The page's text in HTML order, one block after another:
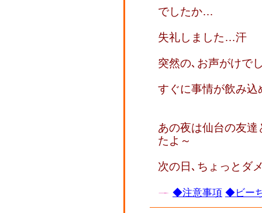
でしたか…
失礼しました…汗
突然の､お声がけで
すぐに事情が飲み込
あの夜は仙台の友
たよ～
次の日､ちょっとダ
◆注意事項 ◆ビー